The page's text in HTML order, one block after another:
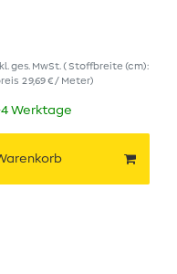
ges. MwSt.( Stoffbreite (cm):
29,69 € / Meter)
Werktage